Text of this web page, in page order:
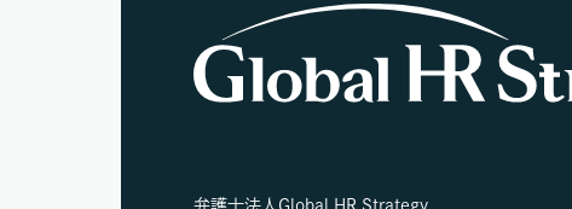
弁護士法人Global HR Strategy